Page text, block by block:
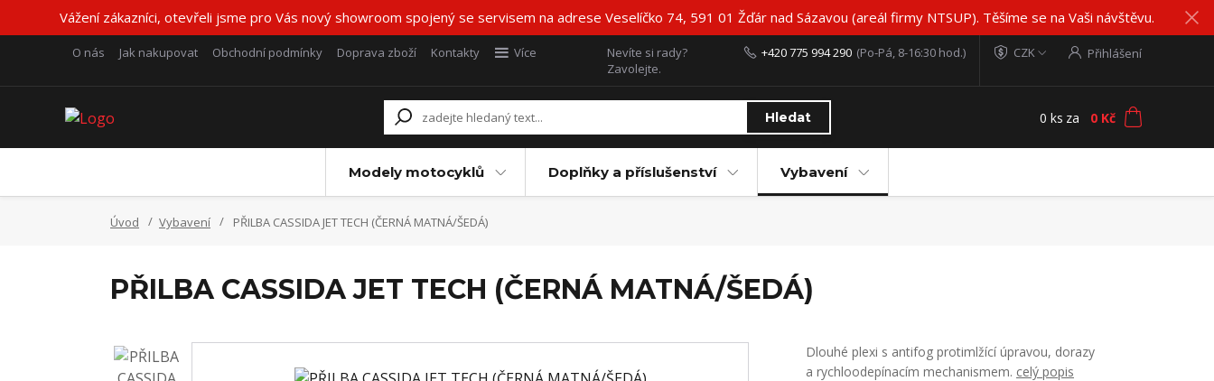
Vážení zákazníci, otevřeli jsme pro Vás nový showroom spojený se servisem na adrese Veselíčko 74, 591 01 Žďár nad Sázavou (areál firmy NTSUP). Těšíme se na Vaši návštěvu.
O nás Jak nakupovat Obchodní podmínky Doprava zboží Kontakty Více CZK Přihlášení
Hledat
Nevíte si rady?
Zavolejte.
+420 775 994 290 (Po-Pá, 8-16:30 hod.)
0 ks za 0 Kč
Modely motocyklů Doplňky a příslušenství Vybavení
Úvod Vybavení PŘILBA CASSIDA JET TECH (ČERNÁ MATNÁ/ŠEDÁ)
PŘILBA CASSIDA JET TECH (ČERNÁ MATNÁ/ŠEDÁ)
Dlouhé plexi s antifog protimlžící úpravou, dorazy
a rychloodepínacím mechanismem. celý popis